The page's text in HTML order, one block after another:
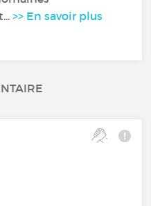
>> En savoir plus